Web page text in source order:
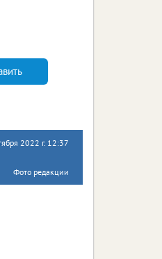
2022 г. 12:37
Фото редакции